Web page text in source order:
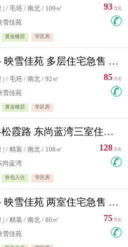
| / 毛坯 / 南北 / 109㎡
雪佳苑
黄金楼层 学区房
93 万元
福海路 映雪佳苑 多层住宅急售 可公积金贷款
| / 毛坯 / 南北 / 92㎡
雪佳苑
黄金楼层 学区房
85 万元
河滨路松霞路 东尚蓝湾三室住宅急售
| / 精装 / 南北 / 108㎡
尚蓝湾
拎包入住 学区房
128 万元
福海路 映雪佳苑 两室住宅急售 可公积金贷款
| / 精装 / 南北 / 80㎡
雪佳苑
75 万元